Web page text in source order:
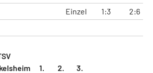
Einzel 1:3 2:6
1.
2.
3.